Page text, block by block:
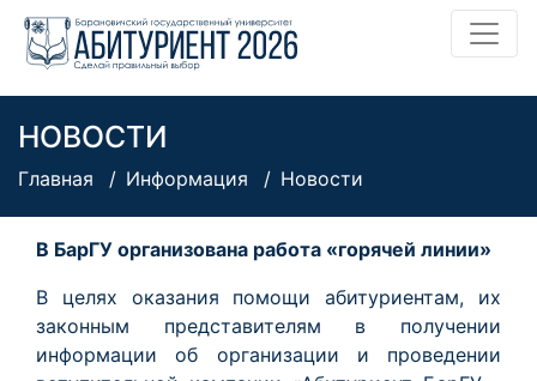
НОВОСТИ
Главная Информация Новости
В БарГУ организована работа «горячей линии»
В целях оказания помощи абитуриентам, их
законным представителям в получении
информации об организации и проведении